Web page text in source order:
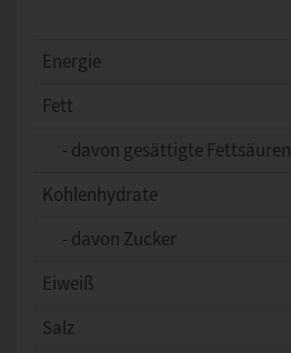
Energie
Fett
- davon gesättigte Fettsäuren
Kohlenhydrate
- davon Zucker
Eiweiß
Salz